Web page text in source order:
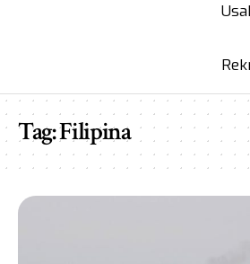
Tag:Filipina